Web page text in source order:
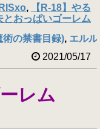
,
【R-18】やる
とおっぱいゴーレム
術の禁書目録), エル
2021/05/17
ーレム